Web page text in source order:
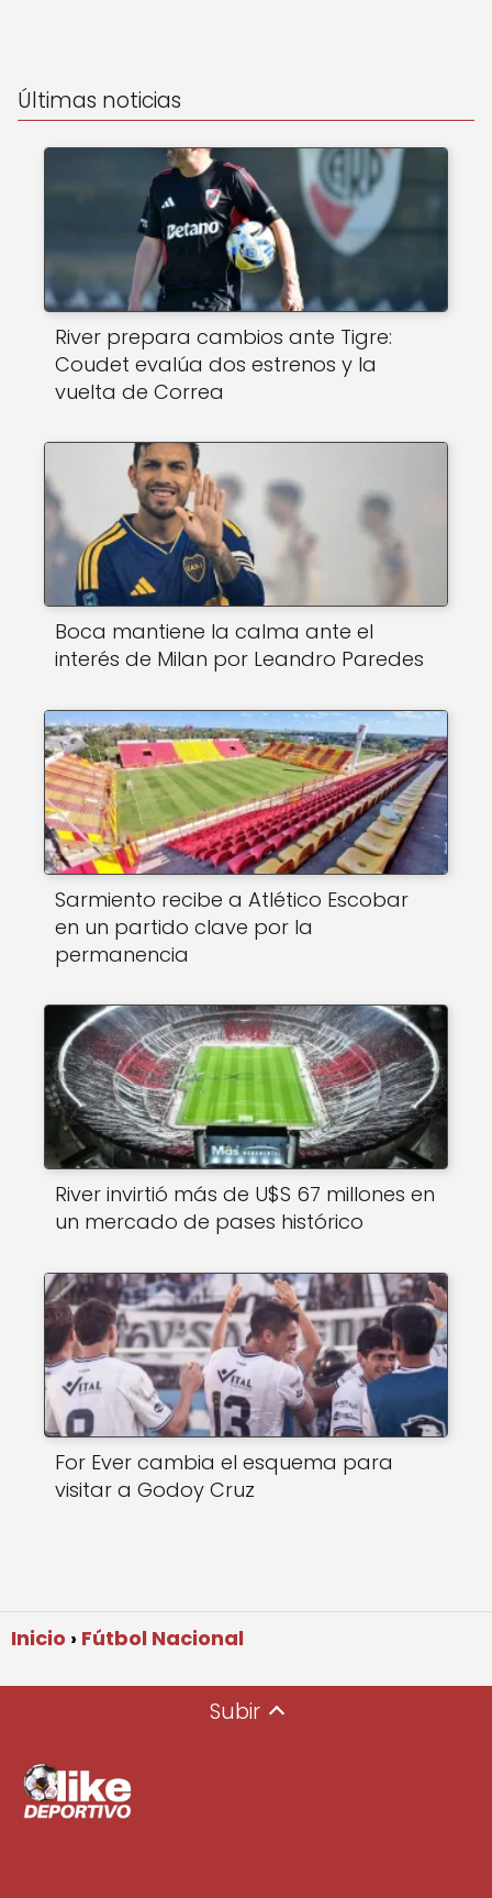
Últimas noticias
River prepara cambios ante Tigre:
Coudet evalúa dos estrenos y la
vuelta de Correa
Boca mantiene la calma ante el
interés de Milan por Leandro Paredes
Sarmiento recibe a Atlético Escobar
en un partido clave por la
permanencia
River invirtió más de U$S 67 millones en
un mercado de pases histórico
For Ever cambia el esquema para
visitar a Godoy Cruz
Inicio Fútbol Nacional
Subir